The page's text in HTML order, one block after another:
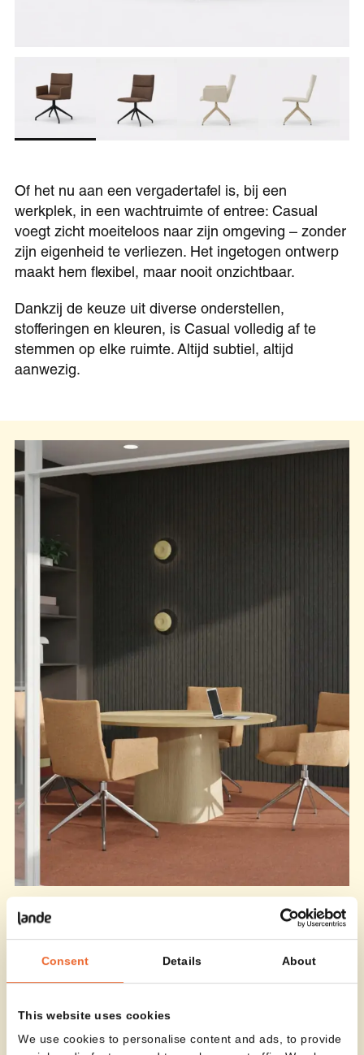
Consent Details About
This website uses cookies
We use cookies to personalise content and ads, to provide
Of het nu aan een vergadertafel is, bij een
werkplek, in een wachtruimte of entree: Casual
voegt zicht moeiteloos naar zijn omgeving – zonder
zijn eigenheid te verliezen. Het ingetogen ontwerp
maakt hem flexibel, maar nooit onzichtbaar.
Dankzij de keuze uit diverse onderstellen,
stofferingen en kleuren, is Casual volledig af te
stemmen op elke ruimte. Altijd subtiel, altijd
aanwezig.